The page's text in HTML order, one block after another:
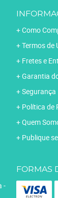
Como
Termos de
Fretes e
Garantia
Segurança
Política de
Quem
Publique
-
FORMAS